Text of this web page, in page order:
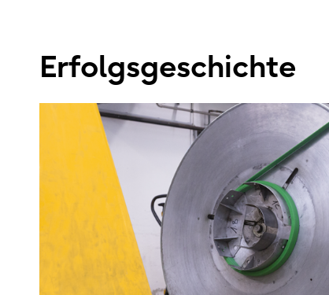
Erfolgsgeschichte